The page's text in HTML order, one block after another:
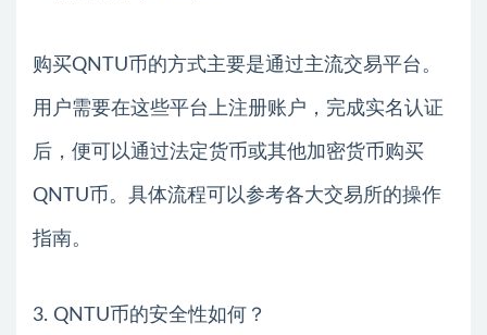
购买QNTU币的方式主要是通过主流交易平台。
用户需要在这些平台上注册账户，完成实名认证
后，便可以通过法定货币或其他加密货币购买
QNTU币。具体流程可以参考各大交易所的操作
指南。
3. QNTU币的安全性如何？